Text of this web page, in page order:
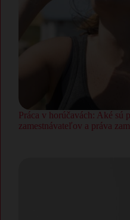
Práca v horúčavách: Aké sú
zamestnávateľov a práva